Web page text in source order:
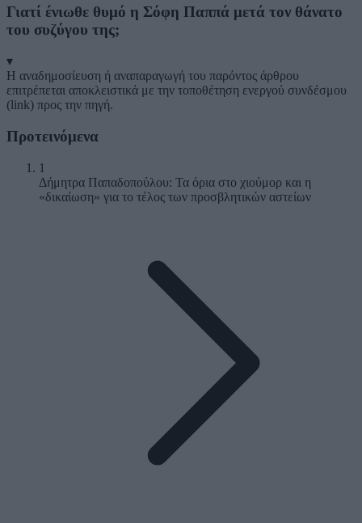
Γιατί ένιωθε θυμό η Σόφη Παππά μετά τον θάνατο
του συζύγου της;
▾
Η αναδημοσίευση ή αναπαραγωγή του παρόντος άρθρου
επιτρέπεται αποκλειστικά με την τοποθέτηση ενεργού συνδέσμου
(link) προς την πηγή.
Προτεινόμενα
1
Δήμητρα Παπαδοπούλου: Τα όρια στο χιούμορ και η
«δικαίωση» για το τέλος των προσβλητικών αστείων